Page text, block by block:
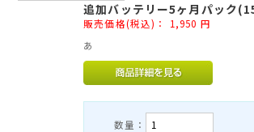
追加バッテリー5ヶ月パック
販売価格(税込)： 1,950 円
あ
数量：